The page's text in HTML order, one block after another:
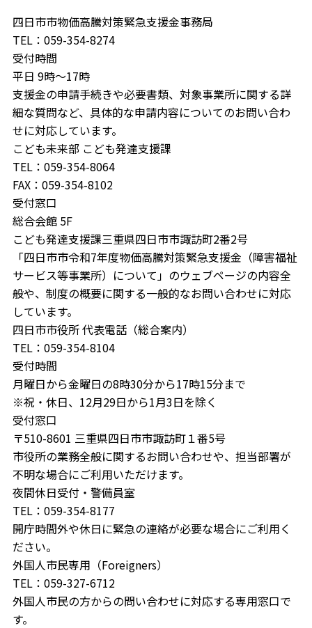
四日市市物価高騰対策緊急支援金事務局
TEL：059-354-8274
受付時間
平日 9時～17時
支援金の申請手続きや必要書類、対象事業所に関する詳
細な質問など、具体的な申請内容についてのお問い合わ
せに対応しています。
こども未来部 こども発達支援課
TEL：059-354-8064
FAX：059-354-8102
受付窓口
総合会館 5F
こども発達支援課三重県四日市市諏訪町2番2号
「四日市市令和7年度物価高騰対策緊急支援金（障害福祉
サービス等事業所）について」のウェブページの内容全
般や、制度の概要に関する一般的なお問い合わせに対応
しています。
四日市市役所 代表電話（総合案内）
TEL：059-354-8104
受付時間
月曜日から金曜日の8時30分から17時15分まで
※祝・休日、12月29日から1月3日を除く
受付窓口
〒510-8601 三重県四日市市諏訪町１番5号
市役所の業務全般に関するお問い合わせや、担当部署が
不明な場合にご利用いただけます。
夜間休日受付・警備員室
TEL：059-354-8177
開庁時間外や休日に緊急の連絡が必要な場合にご利用く
ださい。
外国人市民専用（Foreigners）
TEL：059-327-6712
外国人市民の方からの問い合わせに対応する専用窓口で
す。